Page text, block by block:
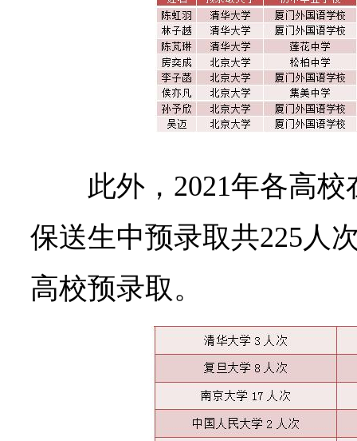
此外，2021年各高
保送生中预录取共225人
高校预录取。